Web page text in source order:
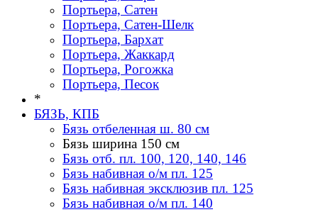
Портьера, Сатен
Портьера, Сатен-Шелк
Портьера, Бархат
Портьера, Жаккард
Портьера, Рогожка
Портьера, Песок
*
БЯЗЬ, КПБ
Бязь отбеленная ш. 80 см
Бязь ширина 150 см
Бязь отб. пл. 100, 120, 140, 146
Бязь набивная о/м пл. 125
Бязь набивная эксклюзив пл. 125
Бязь набивная о/м пл. 140